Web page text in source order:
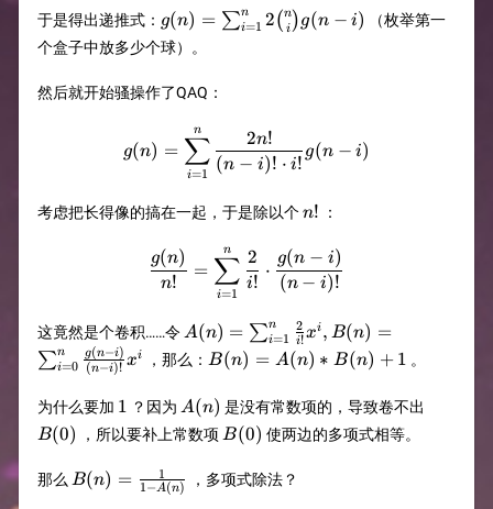
于是得出递推式： g(n)=\sum_{i=1}^{n}2{n\choose
i}g(n-i)
g(n) = ∑i=1
n 2(i
n)g(n − i)
（枚举第一
个盒子中放多少个球）。
然后就开始骚操作了QAQ：
g(n) =
i=1
∑
n
(n − i)! ⋅ i!
2n!
g(n − i)
考虑把长得像的搞在一起，于是除以个n!
n! ：
{g(n)\over
n!
g(n)
=
i=1
∑
n
i!
2
⋅
(n − i)!
g(n − i)
这竟然是个卷积……令 A(n)=\sum_{i=1}^{n}
{2\over
i!}x^i,B(n)=\sum_{i=0}^{n}
{g(n-i)\over (n-i)!}x^i
A(n) = ∑i=1
n
i!
2 xi , B(n) =
∑i=0
n
(n−i)!
g(n−i)
xi ，那么： B(n)=A(n)*B(n)+1
B(n) = A(n) ∗ B(n) + 1 。
为什么要加 1
1 ？因为 A(n)
A(n) 是没有常数项的，导致卷不出
B(0) ，所以要补上常数项 B(0)
B(0) 使两边的多项式相等。
那么 B(n)=
B(n) = 1−A(n)
1 ，多项式除法？